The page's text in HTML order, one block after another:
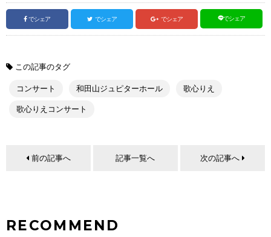
でシェア でシェア でシェア でシェア
この記事のタグ
コンサート 和田山ジュピターホール 歌心りえ
歌心りえコンサート
前の記事へ 記事一覧へ 次の記事へ
RECOMMEND